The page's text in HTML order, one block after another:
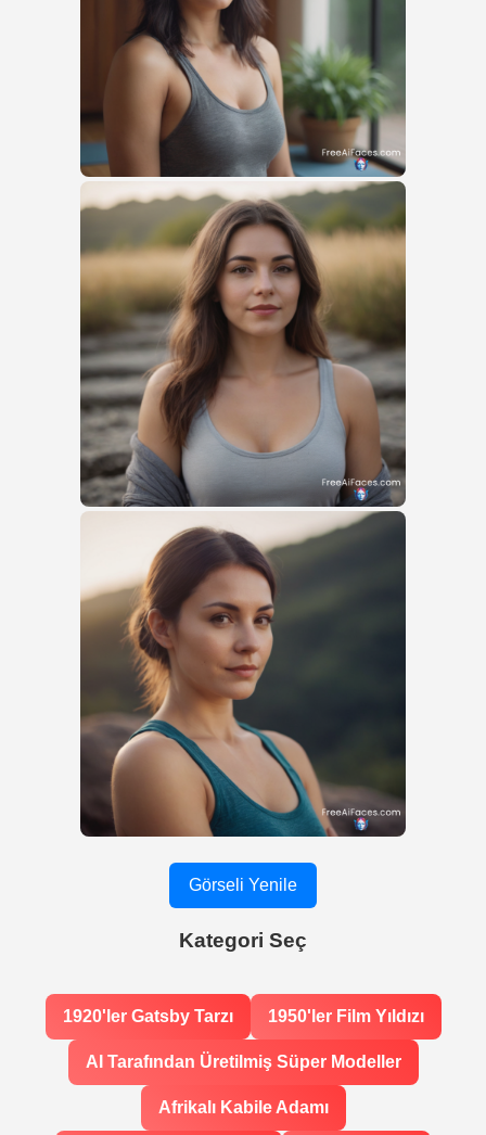
Görseli Yenile
Kategori Seç
1920'ler Gatsby Tarzı 1950'ler Film Yıldızı
AI Tarafından Üretilmiş Süper Modeller
Afrikalı Kabile Adamı